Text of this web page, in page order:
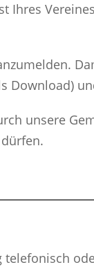
Ihres
Download)
unsere